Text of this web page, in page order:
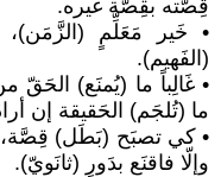
قِصَّته بقِصَّة غَيره.
• خَير مَعَلِّمٍ (الزَّمَن)،
(الفَهيم).
• غَالِباً ما (يُمنَع) الحَقّ
ما (تُلجَم) الحَقيقة إن
• كي تصبَح (بَطَل) قِصَّة،
وإلّا فاقنَع بدَورٍ (ثانَويّ).